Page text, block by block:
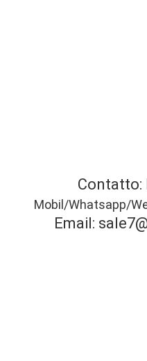
Contatto:
Mobil/Whatsapp/
Email: